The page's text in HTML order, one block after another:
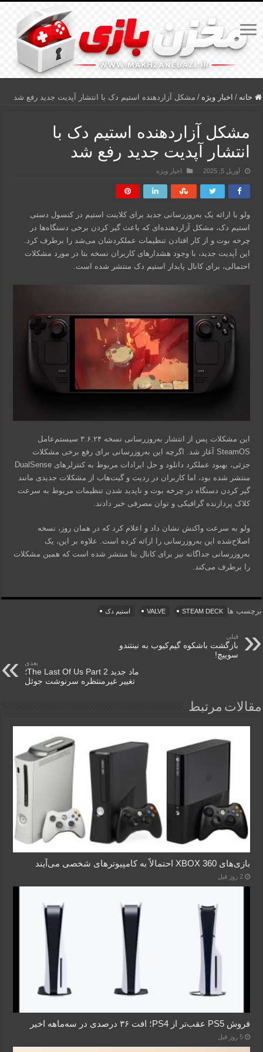
خانه / اخبار ویژه / مشکل آزاردهنده استیم دک با انتشار آپدیت جدید رفع شد
مشکل آزاردهنده استیم دک با
انتشار آپدیت جدید رفع شد
آوریل 5, 2025 اخبار ویژه
ولو با ارائه یک به‌روزرسانی جدید برای کلاینت استیم در کنسول دستی
استیم دک، مشکل آزاردهنده‌ای که باعث گیر کردن برخی دستگاه‌ها در
چرخه بوت و از کار افتادن تنظیمات عملکردشان می‌شد را برطرف کرد.
این آپدیت جدید، با وجود هشدارهای کاربران نسخه بتا در مورد مشکلات
احتمالی، برای کانال پایدار استیم دک منتشر شده است.
این مشکلات پس از انتشار به‌روزرسانی نسخه ۳.۶.۲۴ سیستم‌عامل
SteamOS آغاز شد. اگرچه این به‌روزرسانی برای رفع برخی مشکلات
جزئی، بهبود عملکرد دانلود و حل ایرادات مربوط به کنترلرهای DualSense
منتشر شده بود، اما کاربران در ردیت و گیت‌هاب از مشکلات جدیدی مانند
گیر کردن دستگاه در چرخه بوت و ناپدید شدن تنظیمات مربوط به سرعت
کلاک پردازنده گرافیکی و توان مصرفی خبر دادند.
ولو به سرعت واکنش نشان داد و اعلام کرد که در همان روز، نسخه
اصلاح‌شده این به‌روزرسانی را ارائه کرده است. علاوه بر این، یک
به‌روزرسانی جداگانه نیز برای کانال بتا منتشر شده است که همین مشکلات
را برطرف می‌کند.
برچسب ها STEAM DECK
VALVE استیم دک
قبلی
بازگشت باشکوه گیم‌کیوب به نینتندو
سوییچ!
بعدی
ماد جدید The Last Of Us Part 2؛
تغییر غیرمنتظره سرنوشت جوئل
مقالات مرتبط
بازی‌های XBOX 360 احتمالاً به کامپیوترهای شخصی می‌آیند
2 روز قبل
فروش PS5 عقب‌تر از PS4؛ افت ۳۶ درصدی در سه‌ماهه اخیر
5 روز قبل